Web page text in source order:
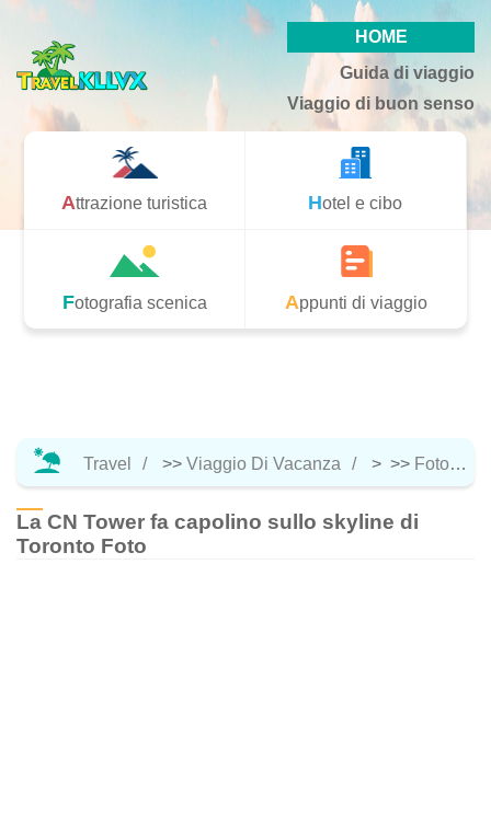
HOME
Guida di viaggio
Viaggio di buon senso
Attrazione turistica Hotel e cibo
Fotografia scenica Appunti di viaggio
Travel >> Viaggio Di Vacanza > >> Fotografia Scenica
La CN Tower fa capolino sullo skyline di
Toronto Foto